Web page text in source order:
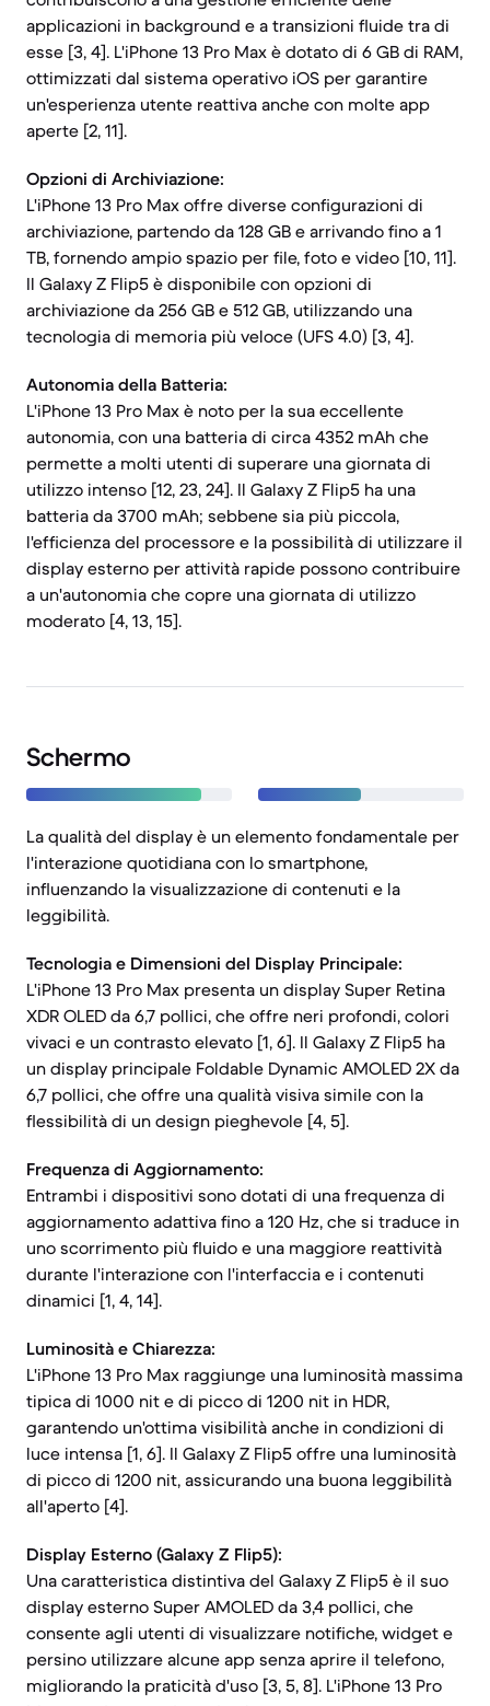
applicazioni in background e a transizioni fluide tra di
esse [3, 4]. L'iPhone 13 Pro Max è dotato di 6 GB di RAM,
ottimizzati dal sistema operativo iOS per garantire
un'esperienza utente reattiva anche con molte app
aperte [2, 11].
Opzioni di Archiviazione:
L'iPhone 13 Pro Max offre diverse configurazioni di
archiviazione, partendo da 128 GB e arrivando fino a 1
TB, fornendo ampio spazio per file, foto e video [10, 11].
Il Galaxy Z Flip5 è disponibile con opzioni di
archiviazione da 256 GB e 512 GB, utilizzando una
tecnologia di memoria più veloce (UFS 4.0) [3, 4].
Autonomia della Batteria:
L'iPhone 13 Pro Max è noto per la sua eccellente
autonomia, con una batteria di circa 4352 mAh che
permette a molti utenti di superare una giornata di
utilizzo intenso [12, 23, 24]. Il Galaxy Z Flip5 ha una
batteria da 3700 mAh; sebbene sia più piccola,
l'efficienza del processore e la possibilità di utilizzare il
display esterno per attività rapide possono contribuire
a un'autonomia che copre una giornata di utilizzo
moderato [4, 13, 15].
Schermo
La qualità del display è un elemento fondamentale per
l'interazione quotidiana con lo smartphone,
influenzando la visualizzazione di contenuti e la
leggibilità.
Tecnologia e Dimensioni del Display Principale:
L'iPhone 13 Pro Max presenta un display Super Retina
XDR OLED da 6,7 pollici, che offre neri profondi, colori
vivaci e un contrasto elevato [1, 6]. Il Galaxy Z Flip5 ha
un display principale Foldable Dynamic AMOLED 2X da
6,7 pollici, che offre una qualità visiva simile con la
flessibilità di un design pieghevole [4, 5].
Frequenza di Aggiornamento:
Entrambi i dispositivi sono dotati di una frequenza di
aggiornamento adattiva fino a 120 Hz, che si traduce in
uno scorrimento più fluido e una maggiore reattività
durante l'interazione con l'interfaccia e i contenuti
dinamici [1, 4, 14].
Luminosità e Chiarezza:
L'iPhone 13 Pro Max raggiunge una luminosità massima
tipica di 1000 nit e di picco di 1200 nit in HDR,
garantendo un'ottima visibilità anche in condizioni di
luce intensa [1, 6]. Il Galaxy Z Flip5 offre una luminosità
di picco di 1200 nit, assicurando una buona leggibilità
all'aperto [4].
Display Esterno (Galaxy Z Flip5):
Una caratteristica distintiva del Galaxy Z Flip5 è il suo
display esterno Super AMOLED da 3,4 pollici, che
consente agli utenti di visualizzare notifiche, widget e
persino utilizzare alcune app senza aprire il telefono,
migliorando la praticità d'uso [3, 5, 8]. L'iPhone 13 Pro